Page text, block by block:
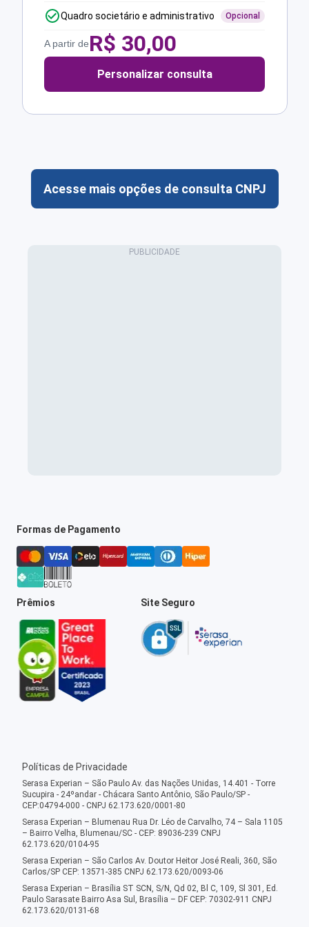
Quadro societário e administrativo Opcional
A partir deR$ 30,00
Personalizar consulta
Acesse mais opções de consulta CNPJ
Formas de Pagamento
Prêmios Site Seguro
Políticas de Privacidade
Serasa Experian – São Paulo Av. das Nações Unidas, 14.401 - Torre
Sucupira - 24ºandar - Chácara Santo Antônio, São Paulo/SP -
CEP:04794-000 - CNPJ 62.173.620/0001-80
Serasa Experian – Blumenau Rua Dr. Léo de Carvalho, 74 – Sala 1105
– Bairro Velha, Blumenau/SC - CEP: 89036-239 CNPJ
62.173.620/0104-95
Serasa Experian – São Carlos Av. Doutor Heitor José Reali, 360, São
Carlos/SP CEP: 13571-385 CNPJ 62.173.620/0093-06
Serasa Experian – Brasília ST SCN, S/N, Qd 02, Bl C, 109, Sl 301, Ed.
Paulo Sarasate Bairro Asa Sul, Brasília – DF CEP: 70302-911 CNPJ
62.173.620/0131-68